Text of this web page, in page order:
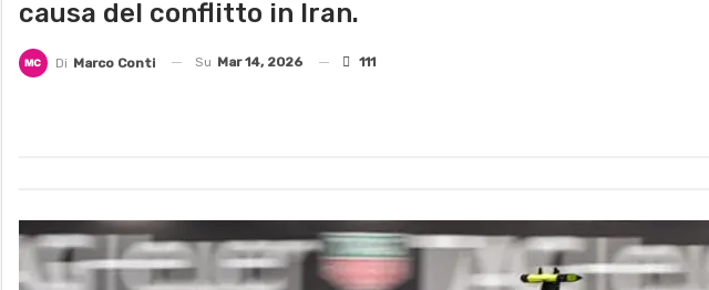
causa del conflitto in Iran.
Di Marco Conti Su Mar 14, 2026 111